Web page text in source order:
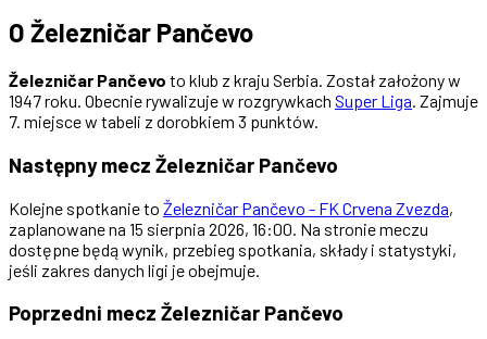
O Železničar Pančevo
Železničar Pančevo to klub z kraju Serbia. Został założony w
1947 roku. Obecnie rywalizuje w rozgrywkach Super Liga. Zajmuje
7. miejsce w tabeli z dorobkiem 3 punktów.
Następny mecz Železničar Pančevo
Kolejne spotkanie to Železničar Pančevo - FK Crvena Zvezda,
zaplanowane na 15 sierpnia 2026, 16:00. Na stronie meczu
dostępne będą wynik, przebieg spotkania, składy i statystyki,
jeśli zakres danych ligi je obejmuje.
Poprzedni mecz Železničar Pančevo